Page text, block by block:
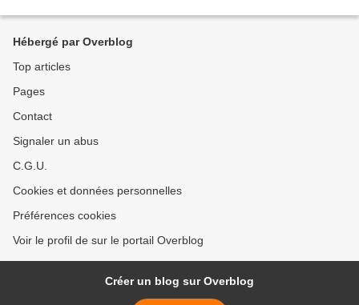
Hébergé par Overblog
Top articles
Pages
Contact
Signaler un abus
C.G.U.
Cookies et données personnelles
Préférences cookies
Voir le profil de sur le portail Overblog
Créer un blog sur Overblog